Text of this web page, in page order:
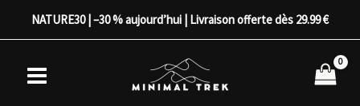
NATURE30 | –30 % aujourd’hui | Livraison offerte dès 29.99 €